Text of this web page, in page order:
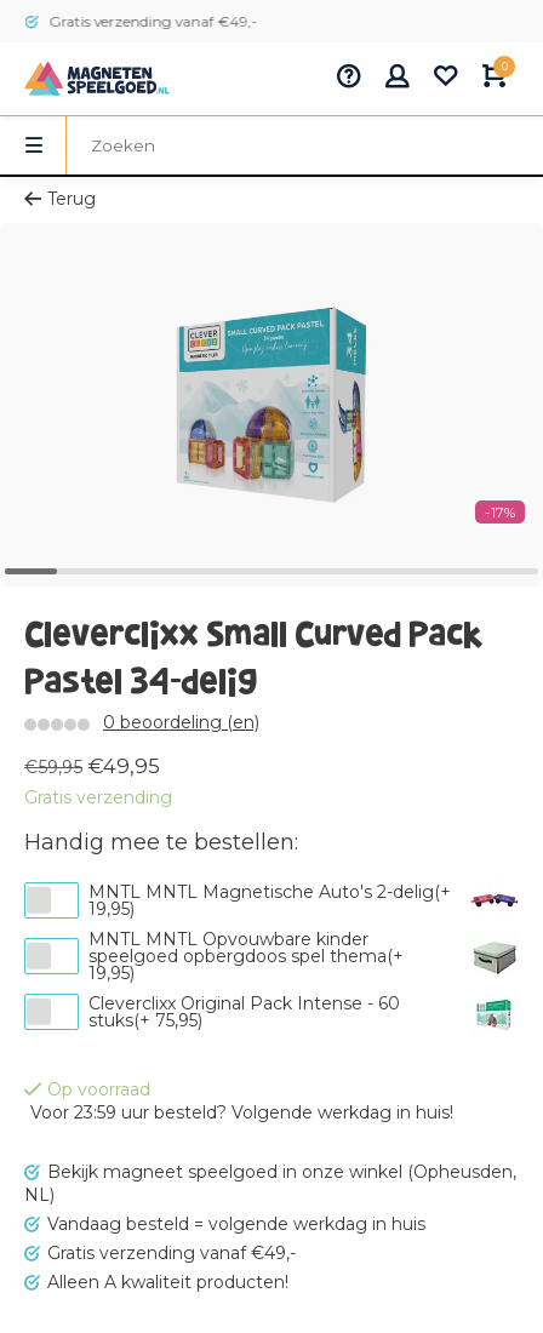
Gratis verzending vanaf €49,-
0
Terug
-17%
Cleverclixx Small Curved Pack
Pastel 34-delig
0 beoordeling (en)
€59,95 €49,95
Gratis verzending
Handig mee te bestellen:
MNTL MNTL Magnetische Auto's 2-delig(+
19,95)
MNTL MNTL Opvouwbare kinder
speelgoed opbergdoos spel thema(+
19,95)
Cleverclixx Original Pack Intense - 60
stuks(+ 75,95)
Op voorraad
Voor 23:59 uur besteld? Volgende werkdag in huis!
Bekijk magneet speelgoed in onze winkel (Opheusden,
NL)
Vandaag besteld = volgende werkdag in huis
Gratis verzending vanaf €49,-
Alleen A kwaliteit producten!